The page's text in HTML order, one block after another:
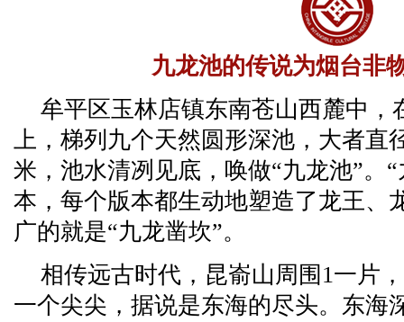
九龙池的传说为烟台非
牟平区玉林店镇东南苍山西麓中，
上，梯列九个天然圆形深池，大者直
米，池水清冽见底，唤做“九龙池”。
本，每个版本都生动地塑造了龙王、
广的就是“九龙凿坎”。
相传远古时代，昆嵛山周围1一片
一个尖尖，据说是东海的尽头。东海